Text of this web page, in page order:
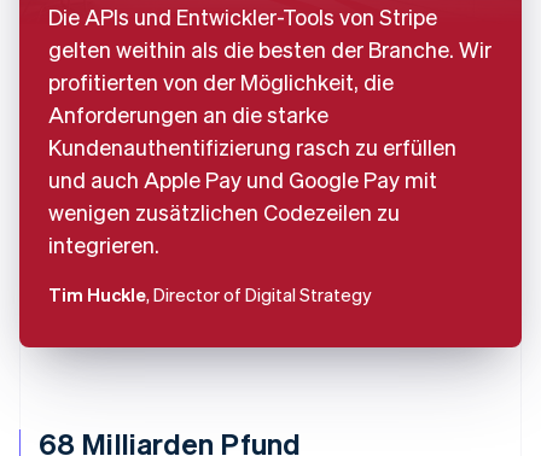
68 Milliarden Pfund
Die APIs und Entwickler-Tools von Stripe
gelten weithin als die besten der Branche. Wir
profitierten von der Möglichkeit, die
Anforderungen an die starke
Kundenauthentifizierung rasch zu erfüllen
und auch Apple Pay und Google Pay mit
wenigen zusätzlichen Codezeilen zu
integrieren.
Tim Huckle, Director of Digital Strategy